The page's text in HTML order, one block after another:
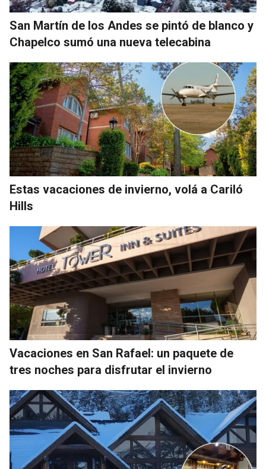
San Martín de los Andes se pintó de blanco y
Chapelco sumó una nueva telecabina
Estas vacaciones de invierno, volá a Cariló
Hills
Vacaciones en San Rafael: un paquete de
tres noches para disfrutar el invierno